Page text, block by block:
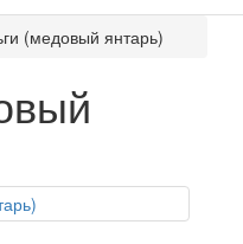
(медовый янтарь)